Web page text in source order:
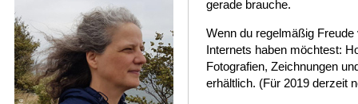
gerade brauche.
Wenn du regelmäßig
Internets haben möchtest:
Fotografien, Zeichnungen
erhältlich. (Für 2019 derzeit